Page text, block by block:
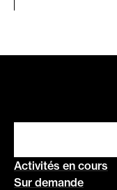
Activités en cours
Sur demande